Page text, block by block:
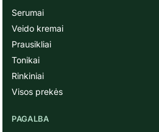
Serumai
Veido kremai
Prausikliai
Tonikai
Rinkiniai
Visos prekės
PAGALBA